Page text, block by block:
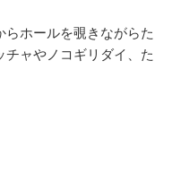
ホールを覗きながらた
チャやノコギリダイ、た